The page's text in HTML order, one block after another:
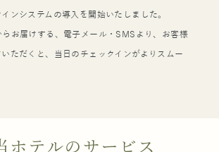
ンシステムの導入を開始いたしました。
お届けする、電子メール・SMSより、お客様
ただくと、当日のチェックインがよりスムー
ホテルのサービス